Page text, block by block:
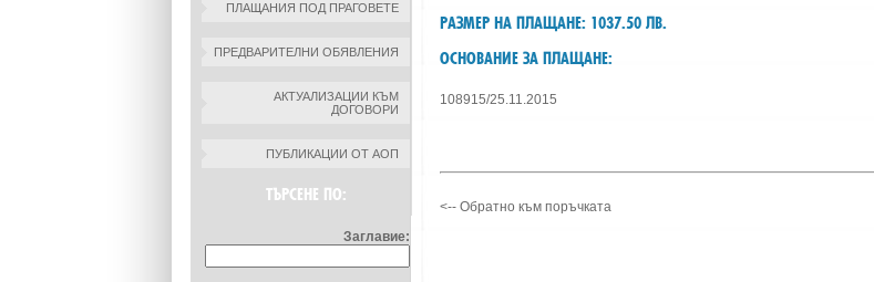
ПЛАЩАНИЯ ПОД ПРАГОВЕТЕ
ПРЕДВАРИТЕЛНИ ОБЯВЛЕНИЯ
АКТУАЛИЗАЦИИ КЪМ
ДОГОВОРИ
ПУБЛИКАЦИИ ОТ АОП
ТЪРСЕНЕ ПО:
Заглавие:
РАЗМЕР НА ПЛАЩАНЕ: 1037.50 ЛВ.
ОСНОВАНИЕ ЗА ПЛАЩАНЕ:
108915/25.11.2015
<-- Обратно към поръчката